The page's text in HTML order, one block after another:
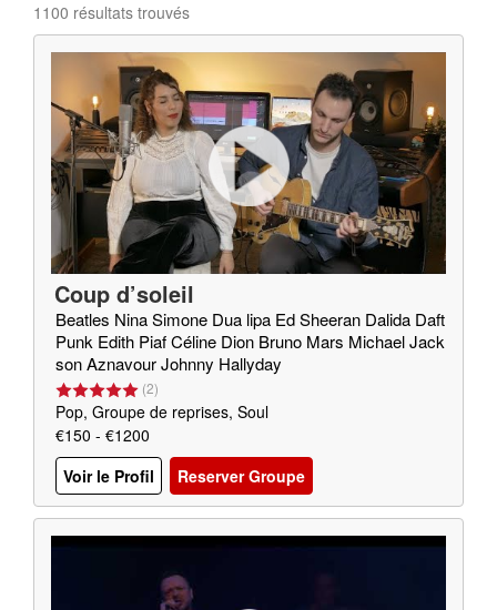
1100 résultats trouvés
Coup d’soleil
Beatles Nina Simone Dua lipa Ed Sheeran Dalida Daft
Punk Edith Piaf Céline Dion Bruno Mars Michael Jack
son Aznavour Johnny Hallyday
(2)
Pop, Groupe de reprises, Soul
€150 - €1200
Voir le Profil
Reserver Groupe